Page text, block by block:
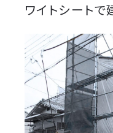
ワイトシートで